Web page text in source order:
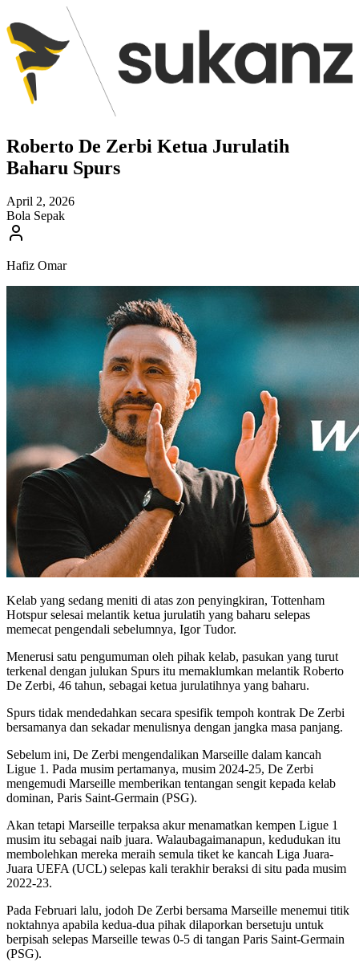
Roberto De Zerbi Ketua Jurulatih
Baharu Spurs
April 2, 2026
Bola Sepak
Hafiz Omar
Kelab yang sedang meniti di atas zon penyingkiran, Tottenham
Hotspur selesai melantik ketua jurulatih yang baharu selepas
memecat pengendali sebelumnya, Igor Tudor.
Menerusi satu pengumuman oleh pihak kelab, pasukan yang turut
terkenal dengan julukan Spurs itu memaklumkan melantik Roberto
De Zerbi, 46 tahun, sebagai ketua jurulatihnya yang baharu.
Spurs tidak mendedahkan secara spesifik tempoh kontrak De Zerbi
bersamanya dan sekadar menulisnya dengan jangka masa panjang.
Sebelum ini, De Zerbi mengendalikan Marseille dalam kancah
Ligue 1. Pada musim pertamanya, musim 2024-25, De Zerbi
mengemudi Marseille memberikan tentangan sengit kepada kelab
dominan, Paris Saint-Germain (PSG).
Akan tetapi Marseille terpaksa akur menamatkan kempen Ligue 1
musim itu sebagai naib juara. Walaubagaimanapun, kedudukan itu
membolehkan mereka meraih semula tiket ke kancah Liga Juara-
Juara UEFA (UCL) selepas kali terakhir beraksi di situ pada musim
2022-23.
Pada Februari lalu, jodoh De Zerbi bersama Marseille menemui titik
noktahnya apabila kedua-dua pihak dilaporkan bersetuju untuk
berpisah selepas Marseille tewas 0-5 di tangan Paris Saint-Germain
(PSG).